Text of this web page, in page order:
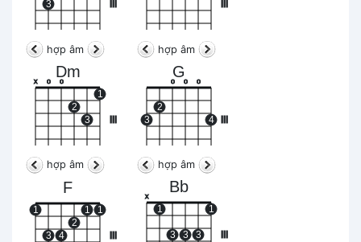
3
hợp âm hợp âm
Dm
III
x o o
2
3
1
hợp âm
G
3
2
o o o
4
hợp âm
F
III
1
3 4
2
1 1
Bb
x
1
3 3 3
1